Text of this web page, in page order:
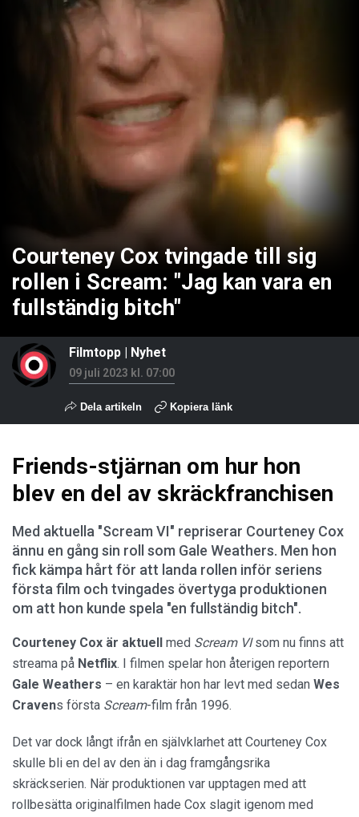
Courteney Cox tvingade till sig
rollen i Scream: "Jag kan vara en
fullständig bitch"
Filmtopp Nyhet
09 juli 2023 kl. 07:00
Dela artikeln Kopiera länk
Friends-stjärnan om hur hon
blev en del av skräckfranchisen
Med aktuella "Scream VI" repriserar Courteney Cox
ännu en gång sin roll som Gale Weathers. Men hon
fick kämpa hårt för att landa rollen inför seriens
första film och tvingades övertyga produktionen
om att hon kunde spela "en fullständig bitch".
Courteney Cox är aktuell med Scream VIsom nu finns att
streama på Netflix. I filmen spelar hon återigen reportern
Gale Weathers – en karaktär hon har levt med sedan Wes
Cravens första Scream-film från 1996.
Det var dock långt ifrån en självklarhet att Courteney Cox
skulle bli en del av den än i dag framgångsrika
skräckserien. När produktionen var upptagen med att
rollbesätta originalfilmen hade Cox slagit igenom med